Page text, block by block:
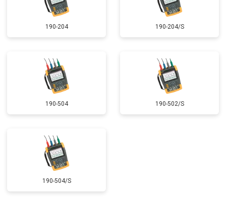
190-204 190-204/S
190-504 190-502/S
190-504/S